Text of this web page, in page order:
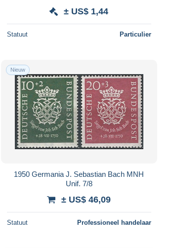
± US$ 1,44
Statuut Particulier
Nieuw
1950 Germania J. Sebastian Bach MNH
Unif. 7/8
± US$ 46,09
Statuut Professioneel handelaar